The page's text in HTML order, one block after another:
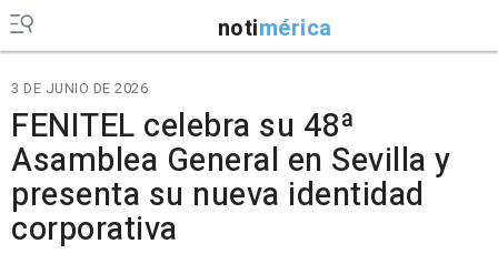
notimérica
3 DE JUNIO DE 2026
FENITEL celebra su 48ª
Asamblea General en Sevilla y
presenta su nueva identidad
corporativa